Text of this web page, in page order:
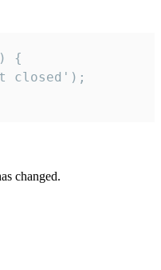
{
closed');
changed.